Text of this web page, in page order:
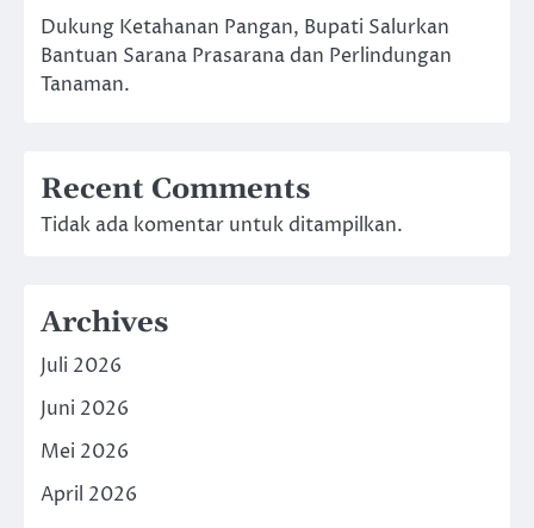
Dukung Ketahanan Pangan, Bupati Salurkan
Bantuan Sarana Prasarana dan Perlindungan
Tanaman.
Recent Comments
Tidak ada komentar untuk ditampilkan.
Archives
Juli 2026
Juni 2026
Mei 2026
April 2026